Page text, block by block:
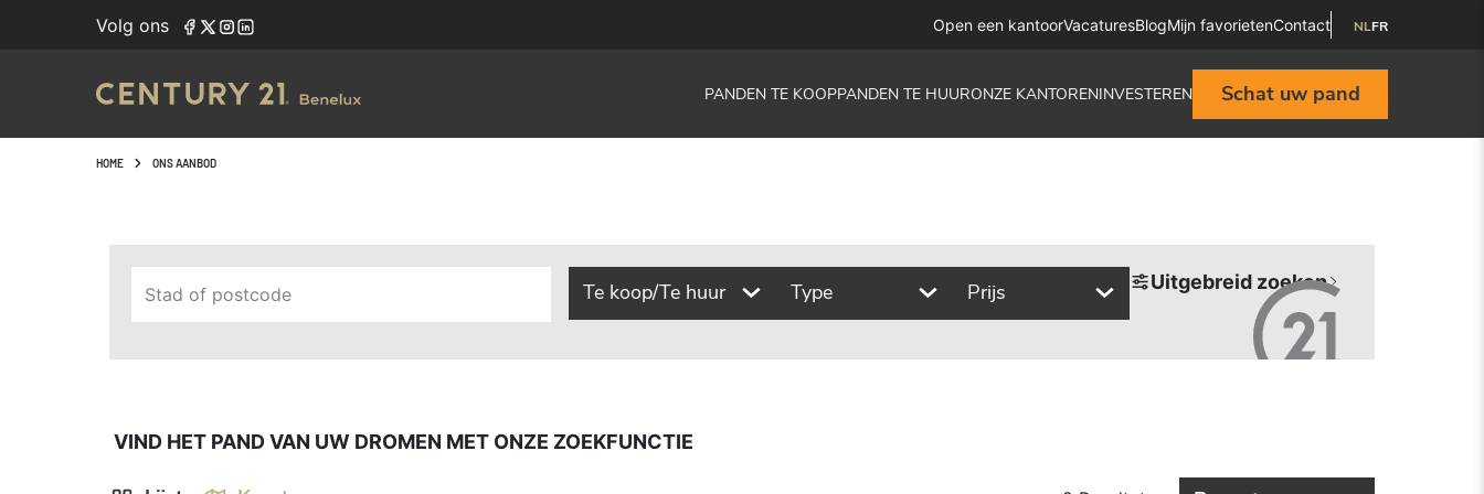
Volg ons Open een kantoorVacaturesBlogMijn favorietenContact NLFR
PANDEN TE KOOPPANDEN TE HUURONZE KANTORENINVESTEREN Schat uw pand
HOME ONS AANBOD
Stad of postcode Te koop/Te huur Type Prijs Uitgebreid zoeken
VIND HET PAND VAN UW DROMEN MET ONZE ZOEKFUNCTIE
Navigated to Vind het pand van uw dromen met onze zoekfunctie